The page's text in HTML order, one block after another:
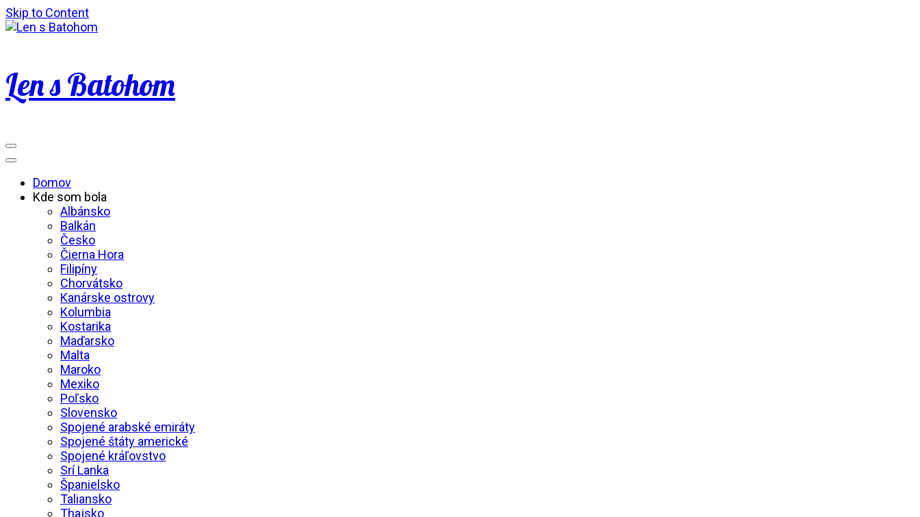
Skip to Content
Len s Batohom
Domov
Kde som bola
Albánsko
Balkán
Česko
Čierna Hora
Filipíny
Chorvátsko
Kanárske ostrovy
Kolumbia
Kostarika
Maďarsko
Malta
Maroko
Mexiko
Poľsko
Slovensko
Spojené arabské emiráty
Spojené štáty americké
Spojené kráľovstvo
Srí Lanka
Španielsko
Taliansko
Thajsko